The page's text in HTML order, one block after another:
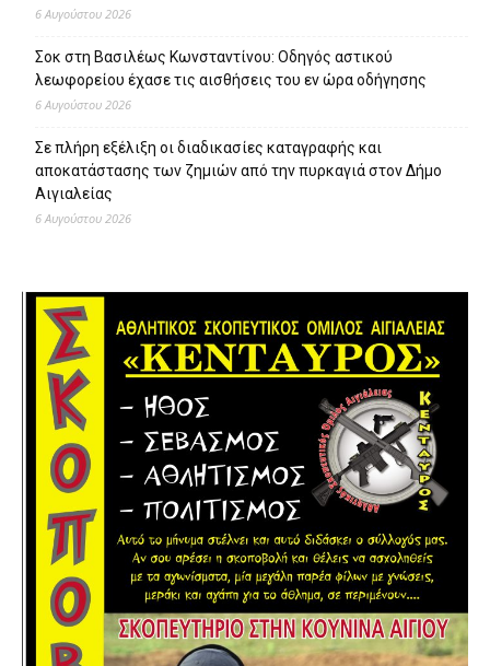
6 Αυγούστου 2026
Σοκ στη Βασιλέως Κωνσταντίνου: Οδηγός αστικού
λεωφορείου έχασε τις αισθήσεις του εν ώρα οδήγησης
6 Αυγούστου 2026
Σε πλήρη εξέλιξη οι διαδικασίες καταγραφής και
αποκατάστασης των ζημιών από την πυρκαγιά στον Δήμο
Αιγιαλείας
6 Αυγούστου 2026